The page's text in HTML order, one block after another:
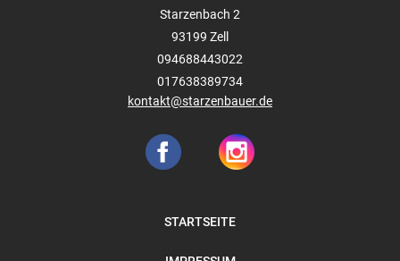
Starzenbach 2
93199 Zell
094688443022
017638389734
kontakt@starzenbauer.de
STARTSEITE